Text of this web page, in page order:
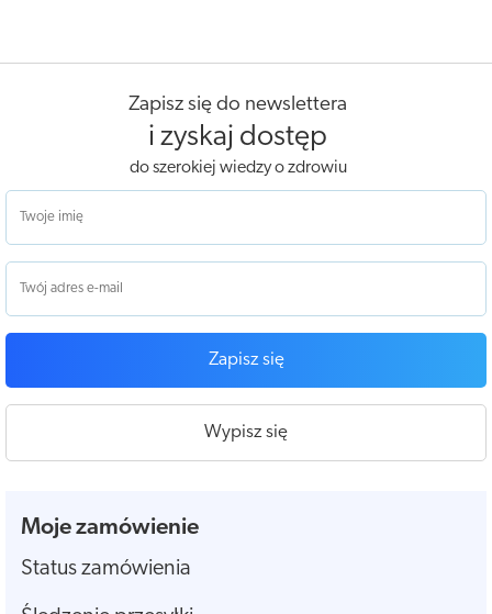
Zapisz się do newslettera
i zyskaj dostęp
do szerokiej wiedzy o zdrowiu
Zapisz się
Wypisz się
Moje zamówienie
Status zamówienia